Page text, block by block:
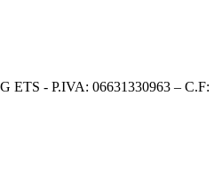
ETS - P.IVA: 06631330963 – C.F: